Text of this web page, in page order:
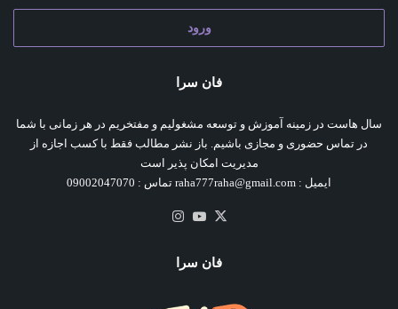
ورود
فان سرا
سال هاست در زمینه آموزش و توسعه مشغولیم و مفتخریم در هر زمانی با شما
در تماس حضوری و مجازی باشیم. باز نشر مطالب فقط با کسب اجازه از
مدیریت امکان پذیر است
ایمیل : raha777raha@gmail.com تماس : 09002047070
X یوتیوب
فان سرا